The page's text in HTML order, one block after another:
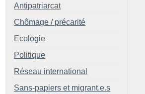
Antipatriarcat
Chômage / précarité
Ecologie
Politique
Réseau international
Sans-papiers et migrant.e.s